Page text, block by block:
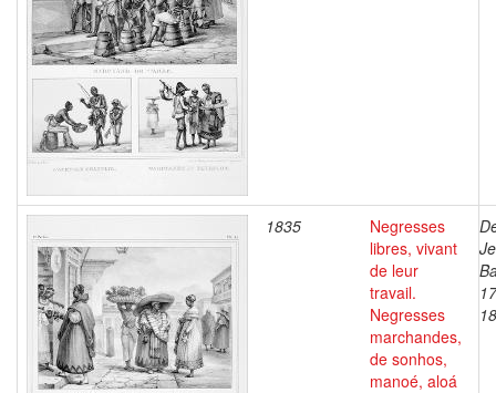
1835
Negresses
libres, vivant
de leur
travail.
Negresses
marchandes,
de sonhos,
manoé, aloá